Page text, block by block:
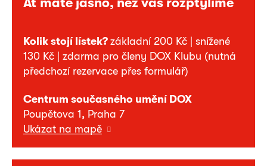
Kolik stojí lístek?základní 200 Kč | snížené
130 Kč | zdarma pro členy DOX Klubu (nutná
předchozí rezervace přes formulář)
Centrum současného umění DOX
Poupětova 1, Praha 7
Ukázat na mapě